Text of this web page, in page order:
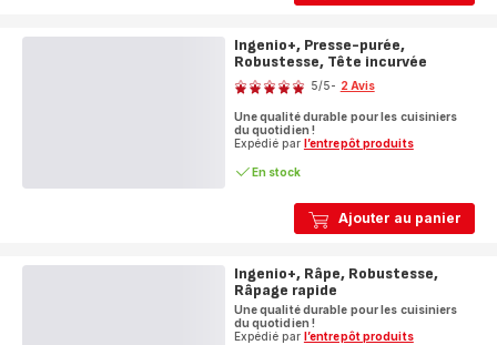
Ajouter au panier
Ingenio+, Presse-purée,
Robustesse, Tête incurvée
Note
5
étoiles
(moyenne)
5/5- 2 Avis
Une qualité durable pour les cuisiniers
du quotidien !
Expédié par l’entrepôt produits
En stock
Ingenio+, Râpe, Robustesse,
Râpage rapide
Une qualité durable pour les cuisiniers
du quotidien !
Expédié par l’entrepôt produits